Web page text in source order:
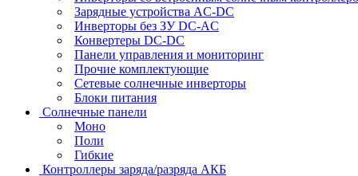
Зарядные устройства AC-DC
Инверторы без ЗУ DC-AC
Конвертеры DC-DC
Панели управления и мониторинг
Прочие комплектующие
Сетевые солнечные инверторы
Блоки питания
Солнечные панели
Моно
Поли
Гибкие
Контроллеры заряда/разряда АКБ